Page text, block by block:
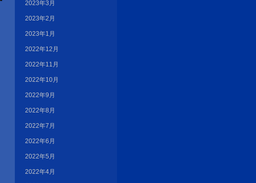
2023年3月
2023年2月
2023年1月
2022年12月
2022年11月
2022年10月
2022年9月
2022年8月
2022年7月
2022年6月
2022年5月
2022年4月